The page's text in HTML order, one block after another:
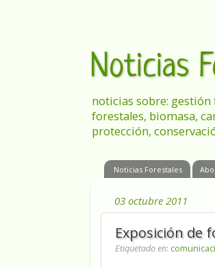
Noticias
noticias sobre:
forestales, biomasa,
protección,
Noticias Forestales
03 octubre 2011
Exposición de
Etiquetado en: